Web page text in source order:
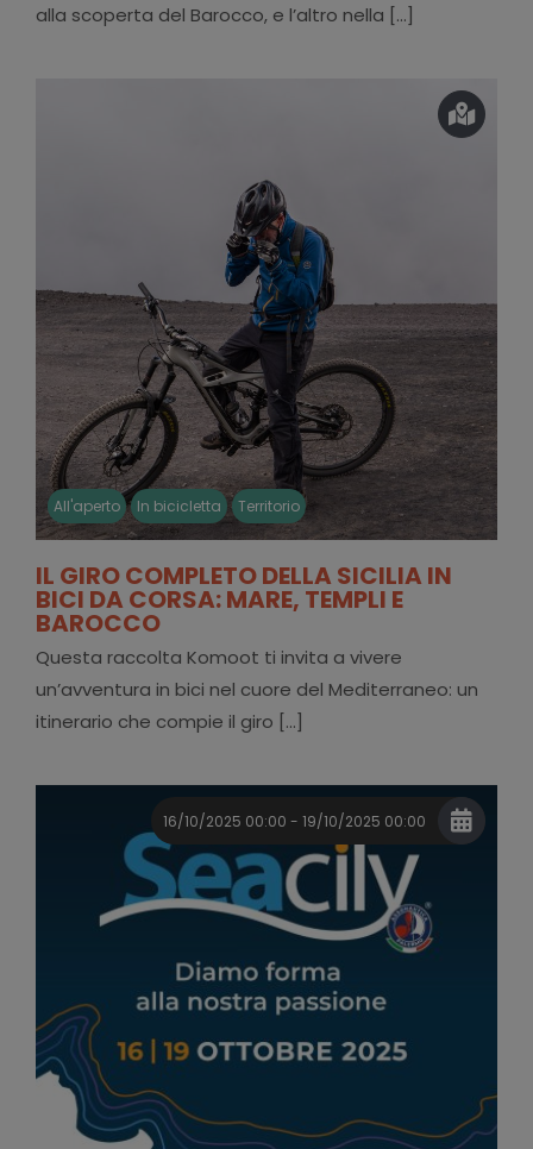
alla scoperta del Barocco, e l’altro nella [...]
All'aperto In bicicletta Territorio
IL GIRO COMPLETO DELLA SICILIA IN
BICI DA CORSA: MARE, TEMPLI E
BAROCCO
Questa raccolta Komoot ti invita a vivere
un’avventura in bici nel cuore del Mediterraneo: un
itinerario che compie il giro [...]
16/10/2025 00:00 - 19/10/2025 00:00